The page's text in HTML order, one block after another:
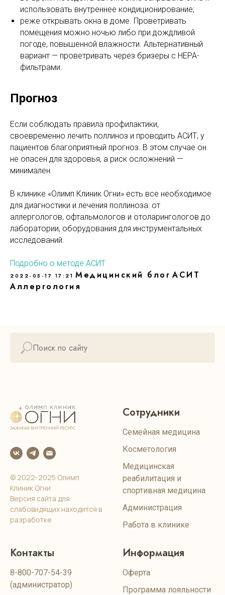
использовать внутреннее кондиционирование;
реже открывать окна в доме. Проветривать
помещения можно ночью либо при дождливой
погоде, повышенной влажности. Альтернативный
вариант — проветривать через бризеры с HEPA-
фильтрами.
Прогноз
Если соблюдать правила профилактики,
своевременно лечить поллиноз и проводить АСИТ, у
пациентов благоприятный прогноз. В этом случае он
не опасен для здоровья, а риск осложнений —
минимален.
В клинике «Олимп Клиник Огни» есть все необходимое
для диагностики и лечения поллиноза: от
аллергологов, офтальмологов и отоларингологов до
лаборатории, оборудования для инструментальных
исследований.
Подробно о методе АСИТ
2022-05-17 17:21 Медицинский блог АСИТ
Аллергология
© 2022-2025 Олимп
Клиник Огни
Версия сайта для
слабовидящих находится в
разработке
Сотрудники
Семейная медицина
Косметология
Медицинская
реабилитация и
спортивная медицина
Администрация
Работа в клинике
Контакты
8-800-707-54-39
(администратор)
Информация
Оферта
Программа лояльности